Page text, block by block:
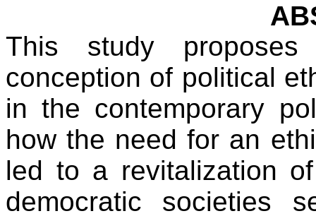
This study
conception of political
in the contemporary
how the need for an
led to a revitalization
democratic societies